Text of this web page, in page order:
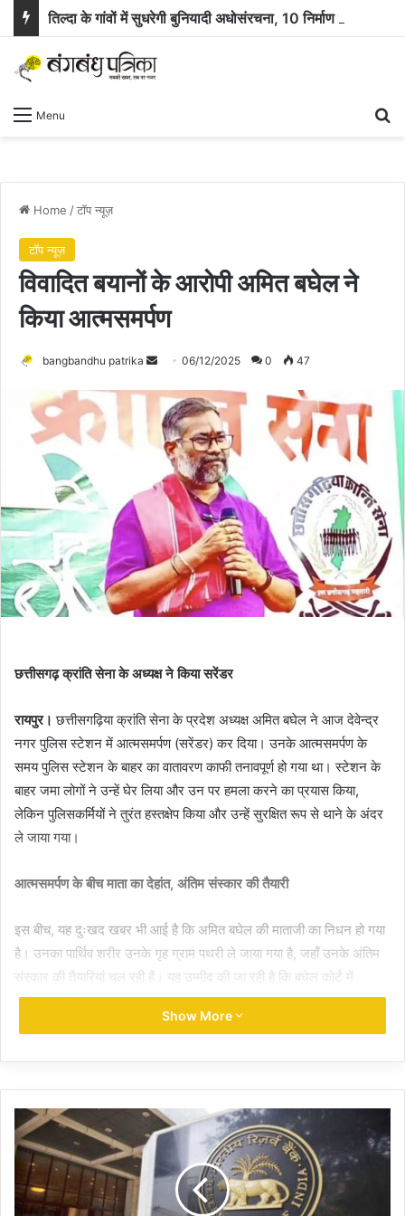
Menu
Home /टॉप न्यूज़
टॉप न्यूज़
विवादित बयानों के आरोपी अमित बघेल ने
किया आत्मसमर्पण
bangbandhu patrika
Send
email
06/12/2025 0 47
छत्तीसगढ़ क्रांति सेना के अध्यक्ष ने किया सरेंडर
रायपुर।छत्तीसगढ़िया क्रांति सेना के प्रदेश अध्यक्ष अमित बघेल ने आज देवेन्द्र
नगर पुलिस स्टेशन में आत्मसमर्पण (सरेंडर) कर दिया। उनके आत्मसमर्पण के
समय पुलिस स्टेशन के बाहर का वातावरण काफी तनावपूर्ण हो गया था। स्टेशन के
बाहर जमा लोगों ने उन्हें घेर लिया और उन पर हमला करने का प्रयास किया,
लेकिन पुलिसकर्मियों ने तुरंत हस्तक्षेप किया और उन्हें सुरक्षित रूप से थाने के अंदर
ले जाया गया।
आत्मसमर्पण के बीच माता का देहांत, अंतिम संस्कार की तैयारी
इस बीच, यह दुःखद खबर भी आई है कि अमित बघेल की माताजी का निधन हो गया
है। उनका पार्थिव शरीर उनके गृह ग्राम पथरी ले जाया गया है, जहाँ उनके अंतिम
संस्कार की तैयारियां चल रही हैं। यह उम्मीद की जा रही है कि बघेल कोर्ट में
जमानत याचिका दायर करके अपनी माता के अंतिम संस्कार में शामिल होने की
आपत्तिजनक टिप्पणी (बयान) के मामले में अमित बघेल करीब दो महीने से फरार चल
रहे थे। इस दौरान पूरे राज्य में पुलिस उनकी तलाश कर रही थी। माता के निधन
के बाद, उन्होंने आज आत्मसमर्पण करने का निर्णय लिया।
सुप्रीम कोर्ट की फटकार से बढ़ा था दबाव
Show More